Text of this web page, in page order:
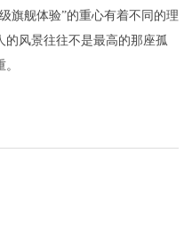
旗舰体验”的重心有着不同的理
风景往往不是最高的那座孤